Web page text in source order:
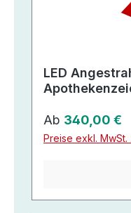
LED
Regulärer Preis:
Ab 340,00 €
Preise exkl.